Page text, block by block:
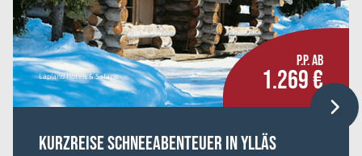
Lapland Hotels & Safaris
P.P. AB
1.269 €
Kurzreise Schneeabenteuer in Ylläs